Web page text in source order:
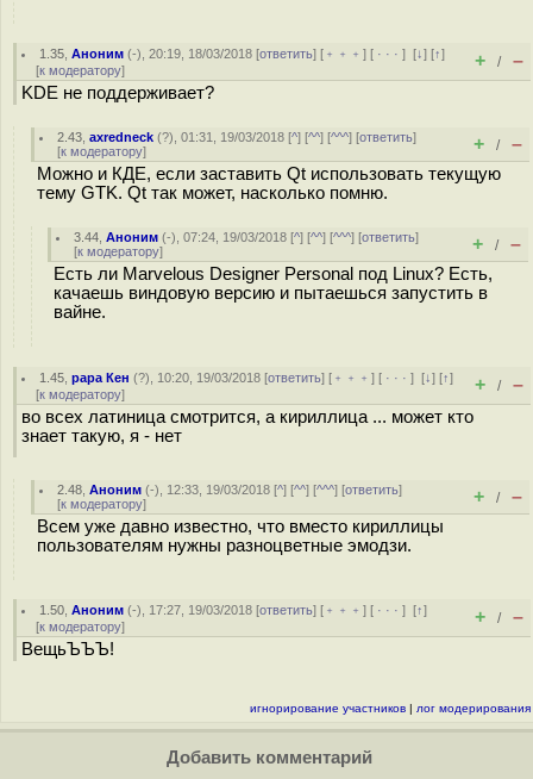
1.35 ,Аноним (-), 20:19, 18/03/2018 [ответить] [ ﹢﹢﹢] [ · · ·][↓] [↑]
[к модератору] + / –
KDE не поддерживает?
2.43 ,axredneck (?), 01:31, 19/03/2018 [^] [^^] [^^^] [ответить]
[к модератору] + / –
Можно и КДЕ, если заставить Qt использовать текущую
тему GTK. Qt так может, насколько помню.
3.44 ,Аноним (-), 07:24, 19/03/2018 [^] [^^] [^^^] [ответить]
[к модератору] + / –
Есть ли Marvelous Designer Personal под Linux? Есть,
качаешь виндовую версию и пытаешься запустить в
вайне.
1.45 ,рара Кен (?), 10:20, 19/03/2018 [ответить] [ ﹢﹢﹢] [ · · ·][↓] [↑]
[к модератору] + / –
во всех латиница смотрится, а кириллица ... может кто
знает такую, я - нет
2.48 ,Аноним (-), 12:33, 19/03/2018 [^] [^^] [^^^] [ответить]
[к модератору] + / –
Всем уже давно известно, что вместо кириллицы
пользователям нужны разноцветные эмодзи.
1.50 ,Аноним (-), 17:27, 19/03/2018 [ответить] [ ﹢﹢﹢] [ · · ·][↑]
[к модератору] + / –
ВещьЪЪЪ!
игнорирование участников | лог модерирования
Добавить комментарий